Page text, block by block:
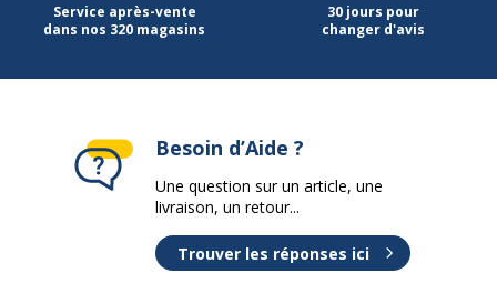
Service après-vente
dans nos 320 magasins
30 jours pour
changer d'avis
Besoin d’Aide ?
Une question sur un article, une
livraison, un retour...
Trouver les réponses ici